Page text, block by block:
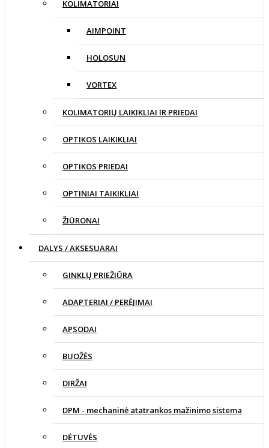
KOLIMATORIAI
AIMPOINT
HOLOSUN
VORTEX
KOLIMATORIŲ LAIKIKLIAI IR PRIEDAI
OPTIKOS LAIKIKLIAI
OPTIKOS PRIEDAI
OPTINIAI TAIKIKLIAI
ŽIŪRONAI
DALYS / AKSESUARAI
GINKLŲ PRIEŽIŪRA
ADAPTERIAI / PERĖJIMAI
APSODAI
BUOŽĖS
DIRŽAI
DPM - mechaninė atatrankos mažinimo sistema
DĖTUVĖS